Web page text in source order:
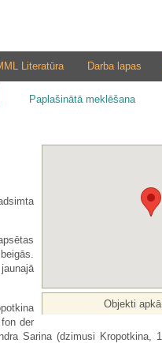
Darba lapas
Literatūra
Paplašinātā meklēšana
Objekti
der
Sarina (dzimusi Kropotkina,